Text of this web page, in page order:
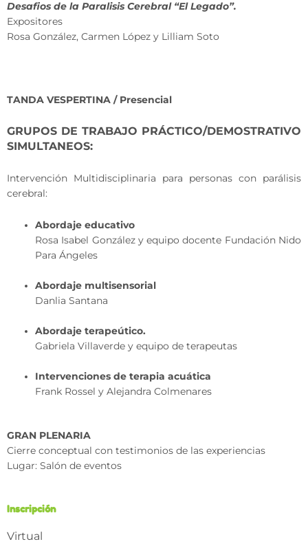
Desafios de la Paralisis Cerebral “El Legado”.
Expositores
Rosa González, Carmen López y Lilliam Soto
TANDA VESPERTINA / Presencial
GRUPOS DE TRABAJO PRÁCTICO/DEMOSTRATIVO
SIMULTANEOS:
Intervención Multidisciplinaria para personas con parálisis
cerebral:
Abordaje educativo
Rosa Isabel González y equipo docente Fundación Nido
Para Ángeles
Abordaje multisensorial
Danlia Santana
Abordaje terapeútico.
Gabriela Villaverde y equipo de terapeutas
Intervenciones de terapia acuática
Frank Rossel y Alejandra Colmenares
GRAN PLENARIA
Cierre conceptual con testimonios de las experiencias
Lugar: Salón de eventos
Inscripción
Virtual